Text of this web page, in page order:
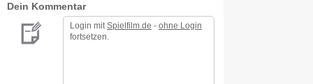
Dein Kommentar
Login mit Spielfilm.de - ohne Login
fortsetzen.